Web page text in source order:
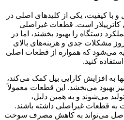
یکی از کلیدهای اصلی در
است. قطعات غیراصلی
بهبود بخشند، اما در
جدی و هزینه‌های بالای
همواره از قطعات اصلی
کارایی بیل کمک می‌کند،
این قطعات معمولاً
و به همین دلیل،
داشته باشند.
به کاهش مصرف سوخت